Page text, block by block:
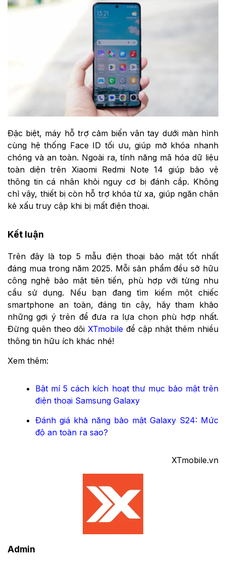
Đặc biệt, máy hỗ trợ cảm biến vân tay dưới màn hình
cùng hệ thống Face ID tối ưu, giúp mở khóa nhanh
chóng và an toàn. Ngoài ra, tính năng mã hóa dữ liệu
toàn diện trên Xiaomi Redmi Note 14 giúp bảo vệ
thông tin cá nhân khỏi nguy cơ bị đánh cắp. Không
chỉ vậy, thiết bị còn hỗ trợ khóa từ xa, giúp ngăn chặn
kẻ xấu truy cập khi bị mất điện thoại.
Kết luận
Trên đây là top 5 mẫu điện thoại bảo mật tốt nhất
đáng mua trong năm 2025. Mỗi sản phẩm đều sở hữu
công nghệ bảo mật tiên tiến, phù hợp với từng nhu
cầu sử dụng. Nếu bạn đang tìm kiếm một chiếc
smartphone an toàn, đáng tin cậy, hãy tham khảo
những gợi ý trên để đưa ra lựa chọn phù hợp nhất.
Đừng quên theo dõi XTmobile để cập nhật thêm nhiều
thông tin hữu ích khác nhé!
Xem thêm:
Bật mí 5 cách kích hoạt thư mục bảo mật trên
điện thoại Samsung Galaxy
Đánh giá khả năng bảo mật Galaxy S24: Mức
độ an toàn ra sao?
XTmobile.vn
Admin